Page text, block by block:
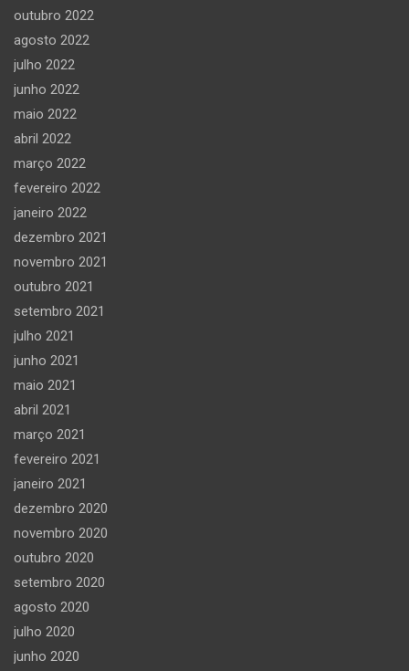
outubro 2022
agosto 2022
julho 2022
junho 2022
maio 2022
abril 2022
março 2022
fevereiro 2022
janeiro 2022
dezembro 2021
novembro 2021
outubro 2021
setembro 2021
julho 2021
junho 2021
maio 2021
abril 2021
março 2021
fevereiro 2021
janeiro 2021
dezembro 2020
novembro 2020
outubro 2020
setembro 2020
agosto 2020
julho 2020
junho 2020